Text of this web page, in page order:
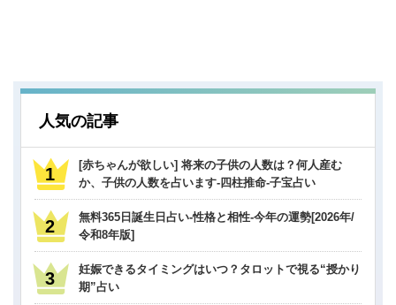
人気の記事
[赤ちゃんが欲しい] 将来の子供の人数は？何人産む
か、子供の人数を占います-四柱推命-子宝占い
無料365日誕生日占い-性格と相性-今年の運勢[2026年/
令和8年版]
妊娠できるタイミングはいつ？タロットで視る“授かり
期”占い